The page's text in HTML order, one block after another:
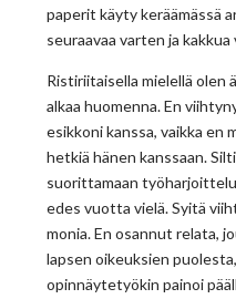
paperit käyty keräämässä
seuraavaa varten ja
Ristiriitaisella mielellä olen
alkaa huomenna. En
esikkoni kanssa, vaikka en
hetkiä hänen kanssaan.
suorittamaan
edes vuotta vielä. Syitä
monia. En osannut relata,
lapsen oikeuksien
opinnäytetyökin painoi